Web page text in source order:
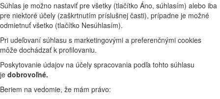
Súhlas je možno nastaviť pre všetky (tlačítko Áno, súhlasím) alebo iba
pre niektoré účely (zaškrtnutím príslušnej časti), prípadne je možné
odmietnuť všetko (tlačítko Nesúhlasím).
Pri udeľovaní súhlasu s marketingovými a preferenčnými cookies
môže dochádzať k profilovaniu.
Poskytovanie údajov na účely spracovania podľa tohto súhlasu
je dobrovoľné.
Beriem na vedomie, že mám právo: